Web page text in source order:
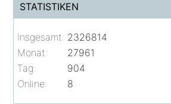
STATISTIKEN
Online: 8
Insgesamt: 2326814
Monat:
27961
Tag:
904